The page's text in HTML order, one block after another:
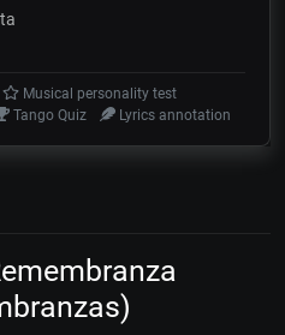
Musical personality test
Tango Quiz Lyrics annotation